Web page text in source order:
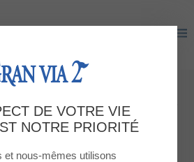
compra
DE VOTRE VIE
NOTRE PRIORITÉ
et nous-mêmes utilisons